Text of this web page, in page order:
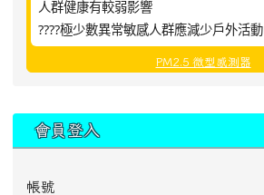
人群健康有較弱影響
????極少數異常敏感人群應減少戶外活動
PM2.5 微型感測器
會員登入
帳號